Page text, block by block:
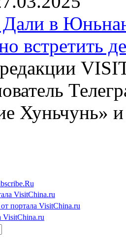
в
встретить
Хуньчунь»
VisitChina.ru
портала VisitChina.ru
VisitChina.ru